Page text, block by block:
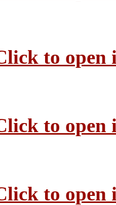
to open
to open
to open